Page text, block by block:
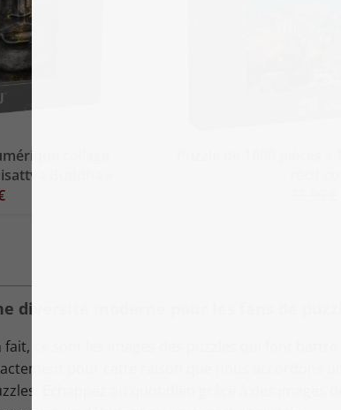
collage
Buddha »
diversité moderne pour les fans de
fait, ce sont les images des puzzles qui font battre
pour cette raison que nous accordons
Echappez au quotidien grâce à des images